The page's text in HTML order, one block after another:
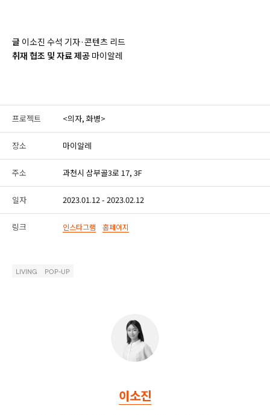
글 이소진 수석 기자·콘텐츠 리드
취재 협조 및 자료 제공 마이알레
프로젝트 <의자, 화병>
장소 마이알레
주소 과천시 삼부골3로 17, 3F
일자 2023.01.12 - 2023.02.12
링크 인스타그램 홈페이지
LIVING POP-UP
이소진